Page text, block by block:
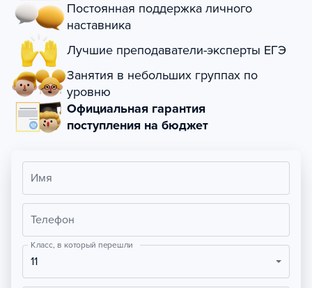
Постоянная поддержка личного
наставника
Лучшие преподаватели-эксперты ЕГЭ
Занятия в небольших группах по
уровню
Официальная гарантия
поступления на бюджет
Имя
Телефон
Класс, в который перешли
11